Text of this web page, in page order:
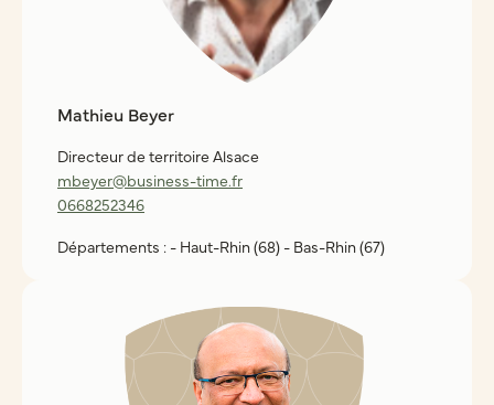
Mathieu Beyer
Directeur de territoire Alsace
mbeyer@business-time.fr
0668252346
Départements : - Haut-Rhin (68) - Bas-Rhin (67)